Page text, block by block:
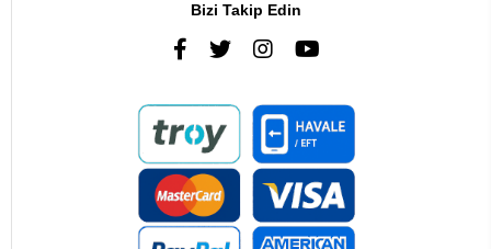
Bizi Takip Edin